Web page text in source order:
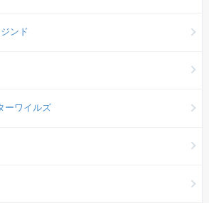
ンド
ーワイルズ